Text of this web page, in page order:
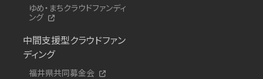
ゆめ・まちクラウドファンディ
ング
中間支援型クラウドファン
ディング
福井県共同募金会